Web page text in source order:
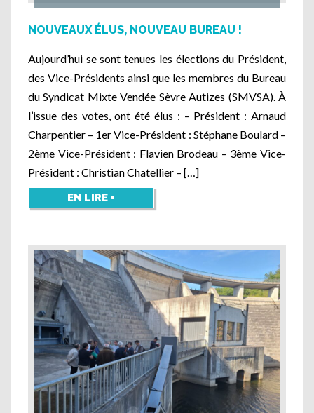
NOUVEAUX ÉLUS, NOUVEAU BUREAU !
Aujourd’hui se sont tenues les élections du Président,
des Vice-Présidents ainsi que les membres du Bureau
du Syndicat Mixte Vendée Sèvre Autizes (SMVSA). À
l’issue des votes, ont été élus : – Président : Arnaud
Charpentier – 1er Vice-Président : Stéphane Boulard –
2ème Vice-Président : Flavien Brodeau – 3ème Vice-
Président : Christian Chatellier – […]
EN LIRE +